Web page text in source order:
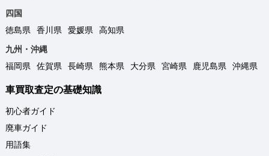
四国
徳島県
香川県 愛媛県
高知県
九州・沖縄
福岡県
佐賀県 長崎県 熊本県 大分県 宮崎県 鹿児島県 沖縄県
車買取査定の基礎知識
初心者ガイド
廃車ガイド
用語集